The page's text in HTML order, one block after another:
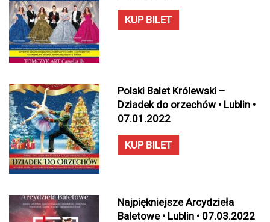
KUP BILET
Polski Balet Królewski –
Dziadek do orzechów • Lublin •
07.01.2022
KUP BILET
Najpiękniejsze Arcydzieła
Baletowe • Lublin • 07.03.2022